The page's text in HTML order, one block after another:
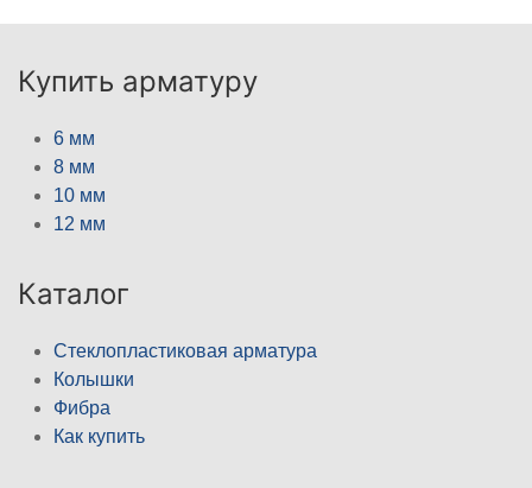
Купить арматуру
6 мм
8 мм
10 мм
12 мм
Каталог
Стеклопластиковая арматура
Колышки
Фибра
Как купить